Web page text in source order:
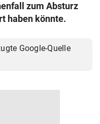
zum Absturz
haben könnte.
Google-Quelle